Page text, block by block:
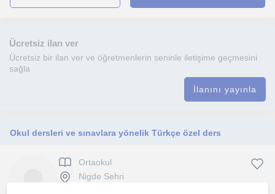
Ücretsiz ilan ver
Ücretsiz bir ilan ver ve öğretmenlerin seninle iletişime geçmesini
sağla
İlanını yayınla
Okul dersleri ve sınavlara yönelik Türkçe özel ders
Ortaokul
Nigde Sehri